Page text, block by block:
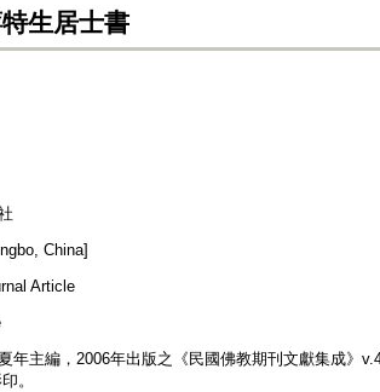
生居士書
China]
Article
年主編，2006年出版之《民國佛教期刊文獻集成》
。